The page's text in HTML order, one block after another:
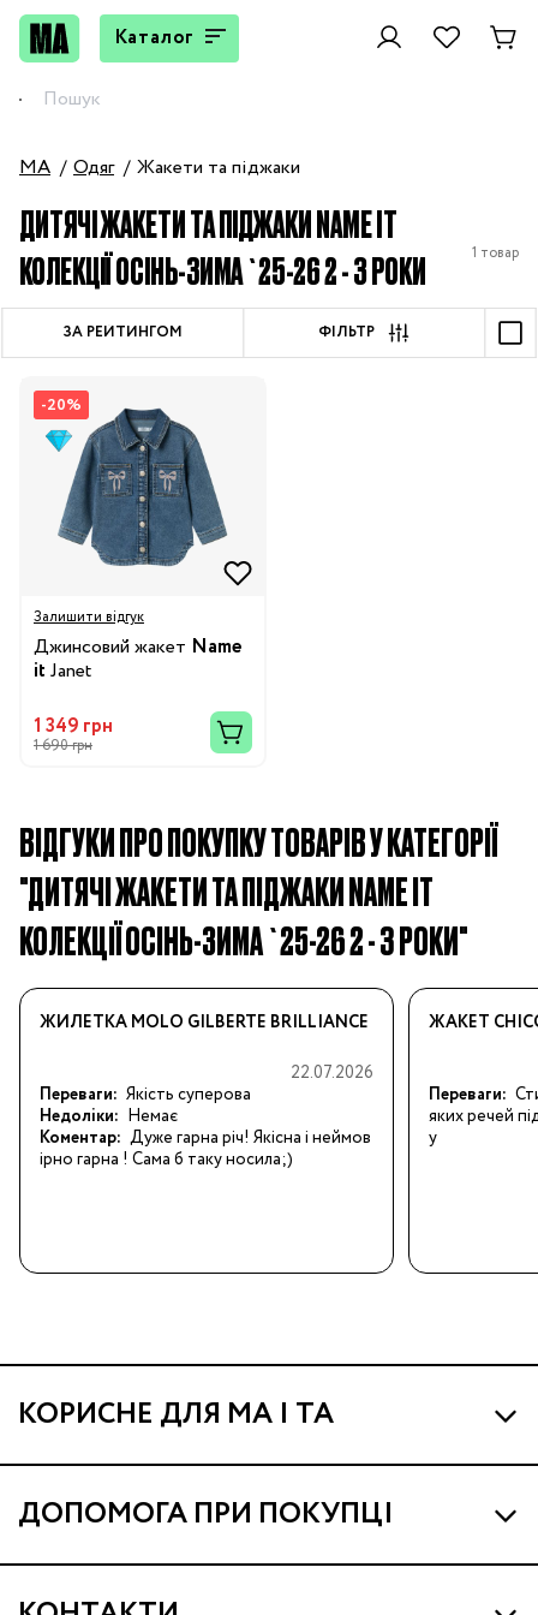
Каталог
MA Одяг Жакети та піджаки
ДИТЯЧІ ЖАКЕТИ ТА ПІДЖАКИ NAME IT
КОЛЕКЦІЇ ОСІНЬ-ЗИМА `25-26 2 - 3 РОКИ
1 товар
ЗА РЕЙТИНГОМ ФІЛЬТР
-20%
Залишити відгук
Джинсовий жакет Name
it Janet
1 349 грн
1 690 грн
ВІДГУКИ ПРО ПОКУПКУ ТОВАРІВ У КАТЕГОРІЇ
"ДИТЯЧІ ЖАКЕТИ ТА ПІДЖАКИ NAME IT
КОЛЕКЦІЇ ОСІНЬ-ЗИМА `25-26 2 - 3 РОКИ"
ЖИЛЕТКА MOLO GILBERTE BRILLIANCE
22.07.2026
Переваги: Якість суперова
Недоліки: Немає
Коментар: Дуже гарна річ! Якісна і неймов
ірно гарна ! Сама б таку носила;)
ЖАКЕТ
Переваги:
яких речей
у
КОРИСНЕ ДЛЯ МА І ТА
Про МА та Маминих Асистентів
Програма Ма Кешбек
Ма Клуб
ДОПОМОГА ПРИ ПОКУПЦІ
Наші магазини